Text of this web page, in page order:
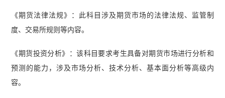
《期货法律法规》：此科目涉及期货市场的法律法规、监管制
度、交易所规则等内容。
《期货投资分析》：该科目要求考生具备对期货市场进行分析和
预测的能力，涉及市场分析、技术分析、基本面分析等高级内
容。